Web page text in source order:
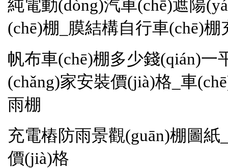
純電動(dòng)汽車(chē)遮陽
(chē)棚_膜結構自行車(chē)棚
帆布車(chē)棚多少錢(qián)一
(chǎng)家安裝價(jià)格_車
雨棚
充電樁防雨景觀(guān)棚圖
價(jià)格